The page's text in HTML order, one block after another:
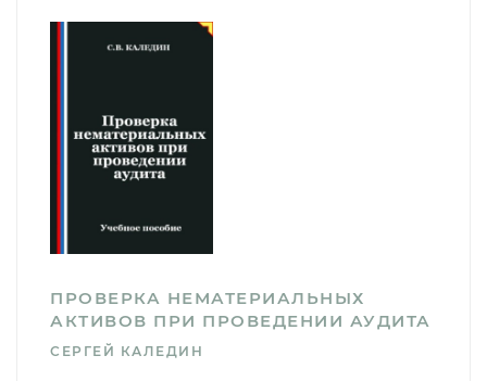
ПРОВЕРКА НЕМАТЕРИАЛЬНЫХ
АКТИВОВ ПРИ ПРОВЕДЕНИИ АУДИТА
СЕРГЕЙ КАЛЕДИН